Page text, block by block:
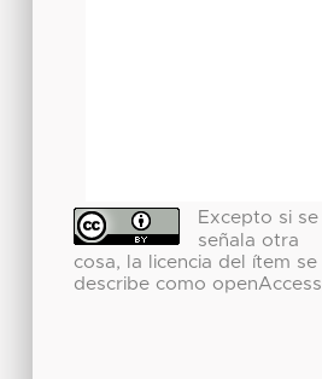
Excepto si se
señala otra
cosa, la licencia del ítem se
describe como openAccess